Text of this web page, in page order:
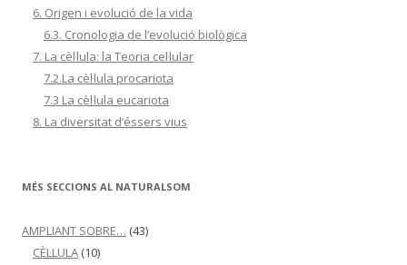
6. Origen i evolució de la vida
6.3. Cronologia de l’evolució biològica
7. La cèl·lula: la Teoria cel·lular
7.2.La cèl·lula procariota
7.3 La cèl·lula eucariota
8. La diversitat d’éssers vius
MÉS SECCIONS AL NATURALSOM
AMPLIANT SOBRE… (43)
CÈL·LULA (10)